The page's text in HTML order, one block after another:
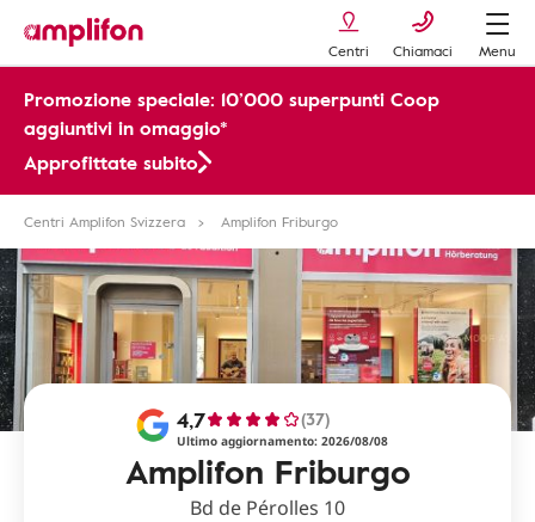
Centri Chiamaci Menu
Promozione speciale: 10’000 superpunti Coop
aggiuntivi in omaggio*
Approfittate subito
Centri Amplifon Svizzera Amplifon Friburgo
Amplifon Friburgo
4,7 (37)
Ultimo aggiornamento: 2026/08/08
Bd de Pérolles 10